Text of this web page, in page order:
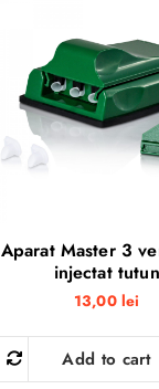
Aparat Master 3
injectat tutun
13,00 lei
Add to cart